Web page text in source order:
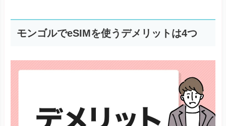
モンゴルでeSIMを使うデメリットは4つ